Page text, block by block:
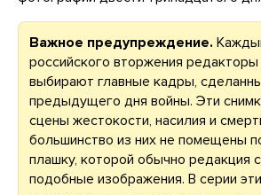
Важное предупреждение.
российского вторжения
выбирают главные кадры,
предыдущего дня войны. Эти
сцены жестокости, насилия и
большинство из них не помещены
плашку, которой обычно редакция
подобные изображения. В серии